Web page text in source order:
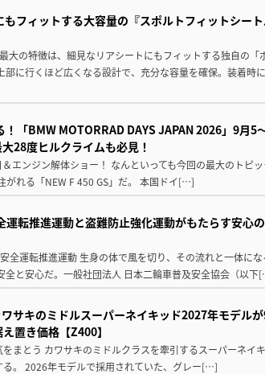
フィットする大容量の『スポルトフィットシー
大の特徴は、細見なリアシートにもフィットする独自の「
部に行くほど広くなる設計で、充分な容量を確保。装着時
「BMW MOTORRAD DAYS JAPAN 2026」9月5
28度ヒルクライムも必見！
エンジン解体ショー！ なんといっても今回の最大のトピッ
がれる「NEW F 450 GS」だ。 本国ドイ[…]
転推進運動と盗難防止強化運動がもたらす安心
全運転推進運動 生身の体で風を切り、その流れと一体にな
全と安心だ。一般社団法人 日本二輪車普及安全協会（以
サキのミドルスーパーネイキッド2027年モデルが
置き価格【Z400】
まとう カワサキのミドルクラスを牽引するスーパーネイ
。 2026年モデルで採用されていた、グレー[…]